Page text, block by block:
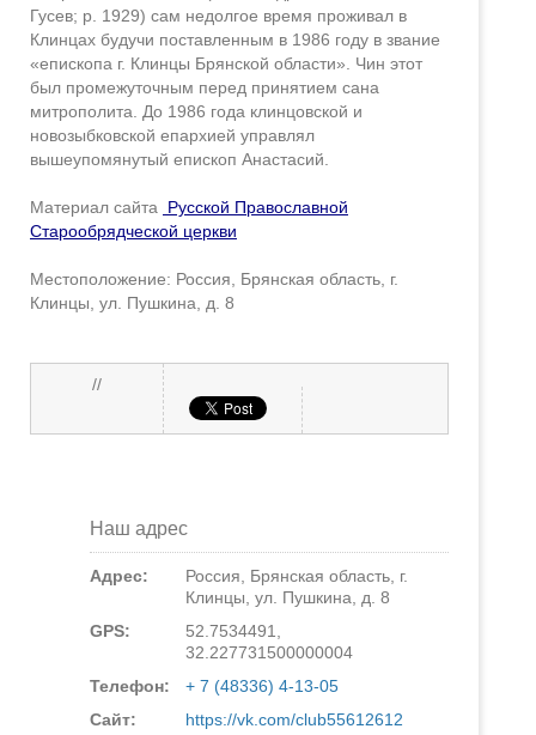
Гусев; р. 1929) сам недолгое время проживал в
Клинцах будучи поставленным в 1986 году в звание
«епископа г. Клинцы Брянской области». Чин этот
был промежуточным перед принятием сана
митрополита. До 1986 года клинцовской и
новозыбковской епархией управлял
вышеупомянутый епископ Анастасий.
Материал сайта
Русской Православной
Старообрядческой церкви
Местоположение: Россия, Брянская область, г.
Клинцы, ул. Пушкина, д. 8
//
Наш адрес
Адрес:
Россия, Брянская область, г.
Клинцы, ул. Пушкина, д. 8
GPS:
52.7534491,
32.227731500000004
Телефон:
+ 7 (48336) 4-13-05
Сайт:
https://vk.com/club55612612